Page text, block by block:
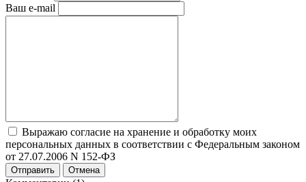
Ваш e-mail
Выражаю согласие на хранение и обработку моих
персональных данных в соответствии с Федеральным законом
от 27.07.2006 N 152-ФЗ
Отправить Отмена